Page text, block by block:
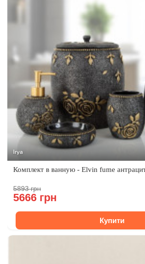
Irya
Комплект в ванную - Elvin fume
5893 грн
5666 грн
Купити